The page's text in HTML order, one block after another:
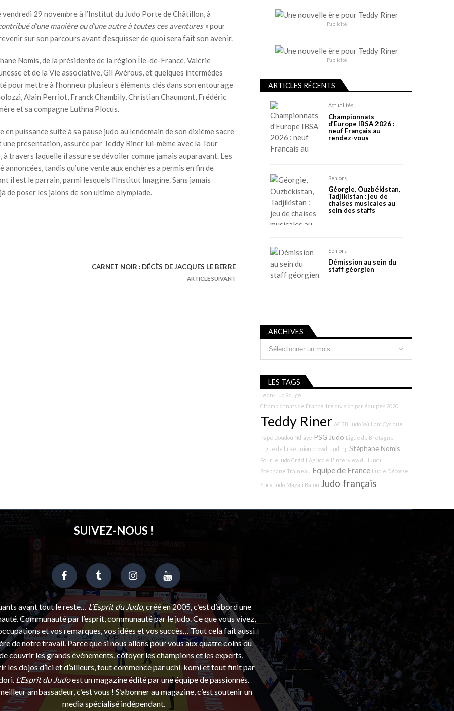
29 novembre à l’Institut du Judo Porte de Châtillon, à
d’une manière ou d’une autre à toutes ces aventures »pour
sur son parcours avant d’esquisser de quoi sera fait son avenir.
Nomis, de la présidente de la région Île-de-France, Valérie
et de la Vie associative, Gil Avérous, et quelques intermèdes
pour mettre à l’honneur plusieurs éléments clés dans son entourage
Alain Perriot, Franck Chambily, Christian Chaumont, Frédéric
et sa compagne Luthna Plocus.
puissance suite à sa pause judo au lendemain de son dixième sacre
présentation, assurée par Teddy Riner lui-même avec la Tour
travers laquelle il assure se dévoiler comme jamais auparavant. Les
tandis qu’une vente aux enchères a permis en fin de
il est le parrain, parmi lesquels l’Institut Imagine. Sans jamais
de poser les jalons de son ultime olympiade.
CARNET NOIR : DÉCÈS DE JACQUES LE BERRE
ARTICLE SUIVANT
Publicité
Publicité
ARTICLES RÉCENTS
Actualités
Championnats
d’Europe IBSA 2026 :
neuf Français au
rendez-vous
Seniors
Géorgie, Ouzbékistan,
Tadjikistan : jeu de
chaises musicales au
sein des staffs
Seniors
Démission au sein du
staff géorgien
ARCHIVES
LES TAGS
Jean-Luc Rougé
Championnats de France 1re division par équipes 2020
Teddy Riner ACBB Judo William Cysique
Pape Doudou Ndiaye PSG Judo Ligue de Bretagne
Ligue de la Réunion crowdfunding Stéphane Nomis
Pour le judo Crédit Agricole L'interview du lundi
Stéphane Traineau Equipe de France Lucie Décosse
Sucy Judo Magali Baton Judo français
SUIVEZ-NOUS !
avant tout le reste… L’Esprit du Judo, créé en 2005, c’est d’abord une
Communauté par l’esprit, communauté par le judo. Ce que vous vivez,
et vos remarques, vos idées et vos succès… Tout cela fait aussi
de notre travail. Parce que si nous allons pour vous aux quatre coins du
couvrir les grands événements, côtoyer les champions et les experts,
les dojos d’ici et d’ailleurs, tout commence par uchi-komi et tout finit par
L’Esprit du Judoest un magazine édité par une équipe de passionnés.
ambassadeur, c’est vous ! S’abonner au magazine, c’est soutenir un
media spécialisé indépendant.